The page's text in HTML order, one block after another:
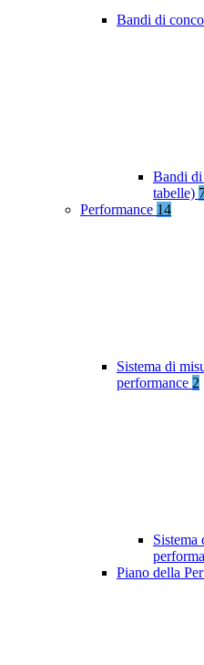
Bandi di
Bandi di
tabelle)
Performance 14
Sistema di
performance 2
Sistema
Piano della